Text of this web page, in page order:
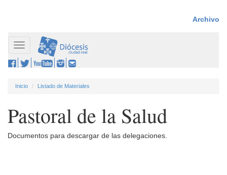
Archivo
Toggle
navigation
Inicio Listado de Materiales
Pastoral de la Salud
Documentos para descargar de las delegaciones.